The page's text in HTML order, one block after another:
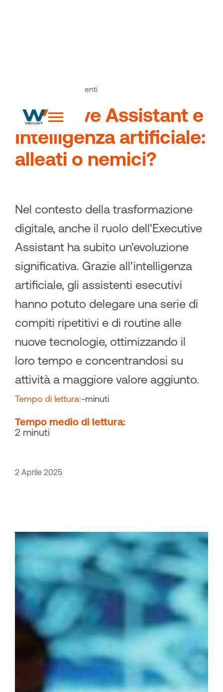
Articoli ed eventi
Executive Assistant e
Intelligenza artificiale:
alleati o nemici?
Nel contesto della trasformazione
digitale, anche il ruolo dell'Executive
Assistant ha subito un'evoluzione
significativa. Grazie all'intelligenza
artificiale, gli assistenti esecutivi
hanno potuto delegare una serie di
compiti ripetitivi e di routine alle
nuove tecnologie, ottimizzando il
loro tempo e concentrandosi su
attività a maggiore valore aggiunto.
Tempo di lettura:-minuti
Tempo medio di lettura:
2 minuti
2 Aprile 2025